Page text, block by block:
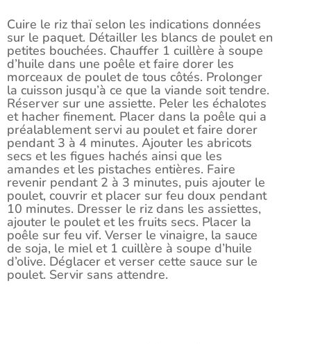
Cuire le riz thaï selon les indications données
sur le paquet. Détailler les blancs de poulet en
petites bouchées. Chauffer 1 cuillère à soupe
d’huile dans une poêle et faire dorer les
morceaux de poulet de tous côtés. Prolonger
la cuisson jusqu’à ce que la viande soit tendre.
Réserver sur une assiette. Peler les échalotes
et hacher finement. Placer dans la poêle qui a
préalablement servi au poulet et faire dorer
pendant 3 à 4 minutes. Ajouter les abricots
secs et les figues hachés ainsi que les
amandes et les pistaches entières. Faire
revenir pendant 2 à 3 minutes, puis ajouter le
poulet, couvrir et placer sur feu doux pendant
10 minutes. Dresser le riz dans les assiettes,
ajouter le poulet et les fruits secs. Placer la
poêle sur feu vif. Verser le vinaigre, la sauce
de soja, le miel et 1 cuillère à soupe d’huile
d’olive. Déglacer et verser cette sauce sur le
poulet. Servir sans attendre.